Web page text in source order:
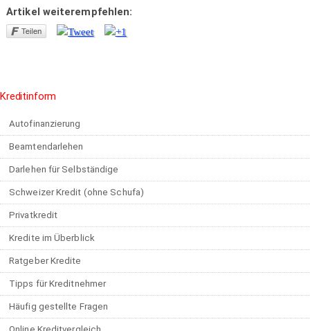
Artikel weiterempfehlen:
Kreditinform
Autofinanzierung
Beamtendarlehen
Darlehen für Selbständige
Schweizer Kredit (ohne Schufa)
Privatkredit
Kredite im Überblick
Ratgeber Kredite
Tipps für Kreditnehmer
Häufig gestellte Fragen